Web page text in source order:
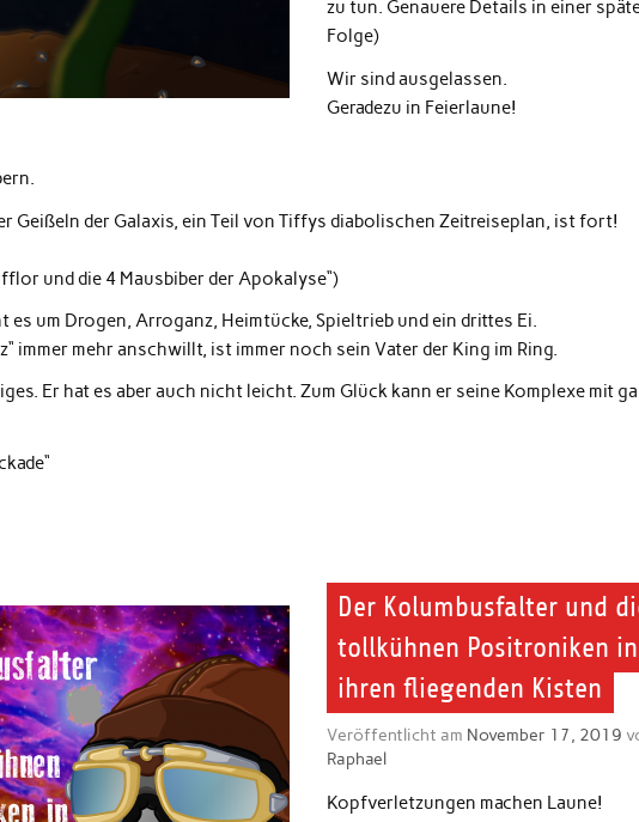
zu tun. Genauere Details in einer
Folge)
Wir sind ausgelassen.
Geradezu in Feierlaune!
Geißeln der Galaxis, ein Teil von Tiffys diabolischen Zeitreiseplan, ist fort!
und die 4 Mausbiber der Apokalyse“)
es um Drogen, Arroganz, Heimtücke, Spieltrieb und ein drittes Ei.
immer mehr anschwillt, ist immer noch sein Vater der King im Ring.
Er hat es aber auch nicht leicht. Zum Glück kann er seine Komplexe mit
Der Kolumbusfalter und
tollkühnen Positroniken in
ihren fliegenden Kisten
Veröffentlicht am November 17, 2019
Raphael
Kopfverletzungen machen Laune!